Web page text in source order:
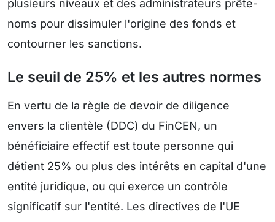
plusieurs niveaux et des administrateurs prête-
noms pour dissimuler l'origine des fonds et
contourner les sanctions.
Le seuil de 25% et les autres normes
En vertu de la règle de devoir de diligence
envers la clientèle (DDC) du FinCEN, un
bénéficiaire effectif est toute personne qui
détient 25% ou plus des intérêts en capital d'une
entité juridique, ou qui exerce un contrôle
significatif sur l'entité. Les directives de l'UE